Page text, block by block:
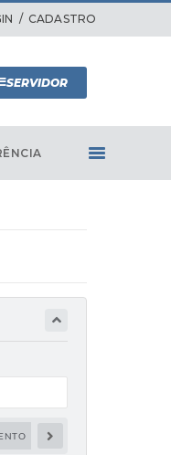
/ CADASTRO
SERVIDOR
EDUCAÇÃO